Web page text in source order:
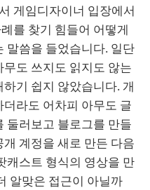
게임디자이너 입장에서
를 찾기 힘들어 어떻게
말씀을 들었습니다. 일단
도 쓰지도 읽지도 않는
기 쉽지 않았습니다. 개
라도 어차피 아무도 글
둘러보고 블로그를 만들
계정을 새로 만든 다음
캐스트 형식의 영상을 만
알맞은 접근이 아닐까